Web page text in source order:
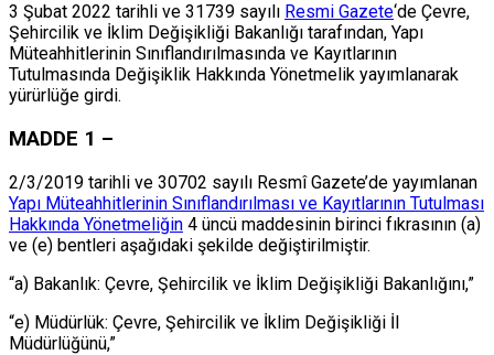
3 Şubat 2022 tarihli ve 31739 sayılı Resmi Gazete‘de Çevre,
Şehircilik ve İklim Değişikliği Bakanlığı tarafından, Yapı
Müteahhitlerinin Sınıflandırılmasında ve Kayıtlarının
Tutulmasında Değişiklik Hakkında Yönetmelik yayımlanarak
yürürlüğe girdi.
MADDE 1 –
2/3/2019 tarihli ve 30702 sayılı Resmî Gazete’de yayımlanan
Yapı Müteahhitlerinin Sınıflandırılması ve Kayıtlarının Tutulması
Hakkında Yönetmeliğin 4 üncü maddesinin birinci fıkrasının (a)
ve (e) bentleri aşağıdaki şekilde değiştirilmiştir.
“a) Bakanlık: Çevre, Şehircilik ve İklim Değişikliği Bakanlığını,”
“e) Müdürlük: Çevre, Şehircilik ve İklim Değişikliği İl
Müdürlüğünü,”